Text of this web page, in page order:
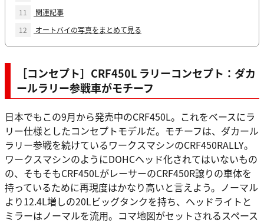
11
関連記事
12
オートバイの写真をまとめて見る
［コンセプト］CRF450L ラリーコンセプト：ダカ
ールラリー参戦車がモチーフ
日本でもこの9月から発売中のCRF450L。これをベースにラ
リー仕様としたコンセプトモデルだ。モチーフは、ダカール
ラリー参戦を続けているワークスマシンのCRF450RALLY。
ワークスマシンのようにDOHCヘッド化されてはいないもの
の、そもそもCRF450LがレーサーのCRF450R譲りの車体を
持っているために再現度はかなり高いと言えよう。ノーマル
より12.4L増しの20Lビッグタンクを持ち、ヘッドライトと
ミラーはノーマルを流用。コマ地図がセットされるスペース